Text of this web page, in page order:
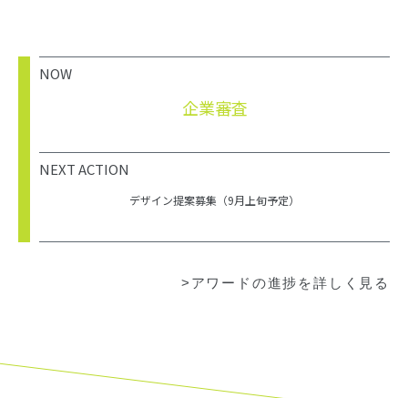
NOW
企業審査
NEXT ACTION
デザイン提案募集（9月上旬予定）
>アワードの進捗を詳しく見る